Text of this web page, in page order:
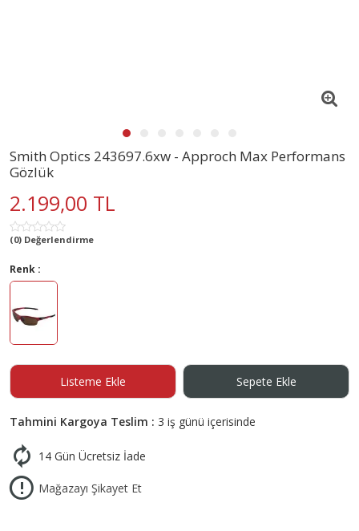
Smith Optics 243697.6xw - Approch Max Performans
Gözlük
2.199,00 TL
(0) Değerlendirme
Renk :
Listeme Ekle Sepete Ekle
Tahmini Kargoya Teslim : 3 iş günü içerisinde
14 Gün Ücretsiz İade
Mağazayı Şikayet Et